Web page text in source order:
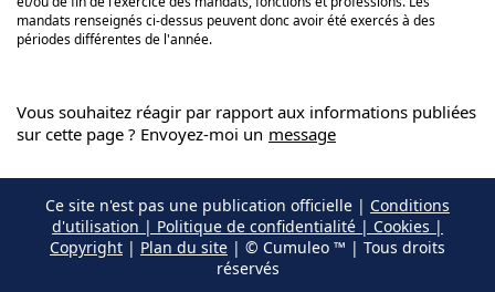
mandats renseignés ci-dessus peuvent donc avoir été exercés à des
périodes différentes de l'année.
Vous souhaitez réagir par rapport aux informations publiées
sur cette page ? Envoyez-moi un message
Ce site n'est pas une publication officielle | Conditions
d'utilisation | Politique de confidentialité | Cookies |
Copyright | Plan du site | © Cumuleo ™ | Tous droits
réservés